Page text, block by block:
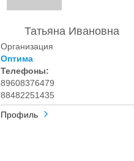
Татьяна Ивановна
Организация
Оптима
Телефоны:
89608376479
88482251435
Профиль